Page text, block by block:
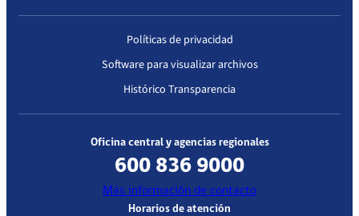
Políticas de privacidad
Software para visualizar archivos
Histórico Transparencia
Oficina central y agencias regionales
600 836 9000
Más información de contacto
Horarios de atención